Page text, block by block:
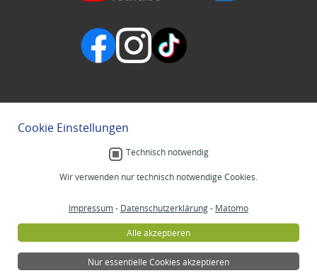
Cookie Einstellungen
Technisch notwendig
Wir verwenden nur technisch notwendige Cookies.
Impressum- Datenschutzerklärung- Matomo
Alle akzeptieren
Nur essentielle Cookies akzeptieren